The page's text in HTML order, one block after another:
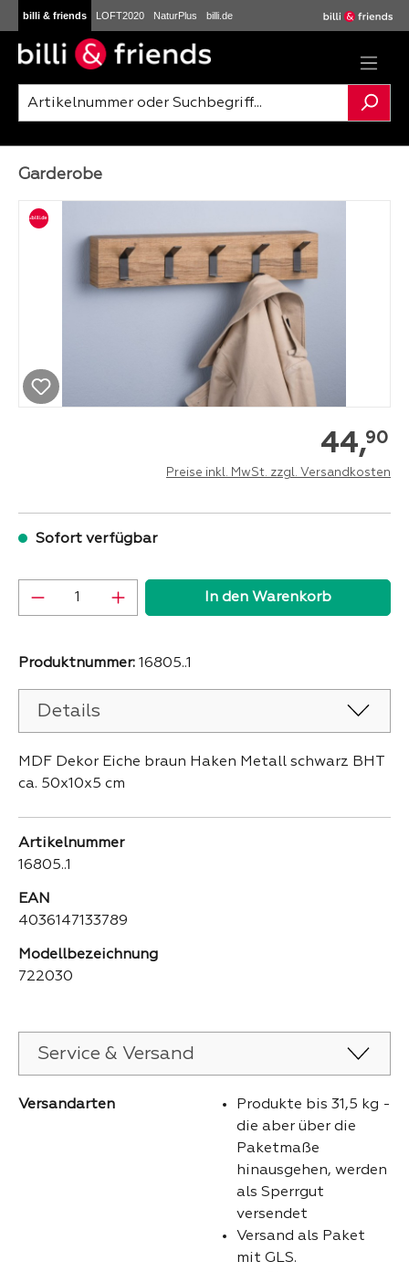
Zum Hauptinhalt springen
billi & friends LOFT2020 NaturPlus billi.de
Bildergalerie überspringen
Garderobe
44,90
Preise inkl. MwSt. zzgl. Versandkosten
Sofort verfügbar
Produkt Anzahl: Gib den gewünschten
In den Warenkorb
Produktnummer: 16805..1
Details
MDF Dekor Eiche braun Haken Metall schwarz BHT
ca. 50x10x5 cm
Artikelnummer
16805..1
EAN
4036147133789
Modellbezeichnung
722030
Service & Versand
Versandarten
Produkte bis 31,5 kg -
die aber über die
Paketmaße
hinausgehen, werden
als Sperrgut
versendet
Versand als Paket
mit GLS.